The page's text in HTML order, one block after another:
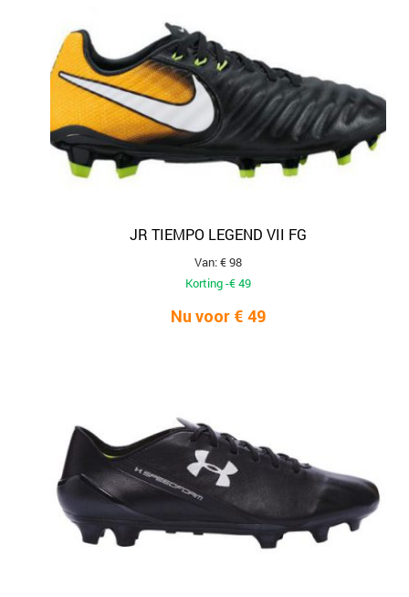
JR TIEMPO LEGEND VII FG
Van: € 98
Korting -€ 49
Nu voor € 49